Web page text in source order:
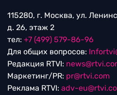
115280, г. Москва, ул.
д. 26, этаж 2
тел: +7 (499) 579-86-96
Для общих вопросов:
Редакция RTVI:
Маркетинг/PR: pr@rtvi.com
Реклама RTVI: adv-